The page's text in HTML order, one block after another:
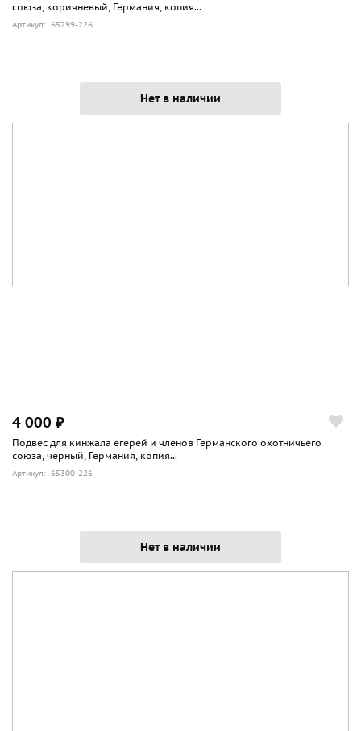
союза, коричневый, Германия, копия...
Артикул: 65299-226
Нет в наличии
4 000 ₽
Подвес для кинжала егерей и членов Германского охотничьего
союза, черный, Германия, копия...
Артикул: 65300-226
Нет в наличии